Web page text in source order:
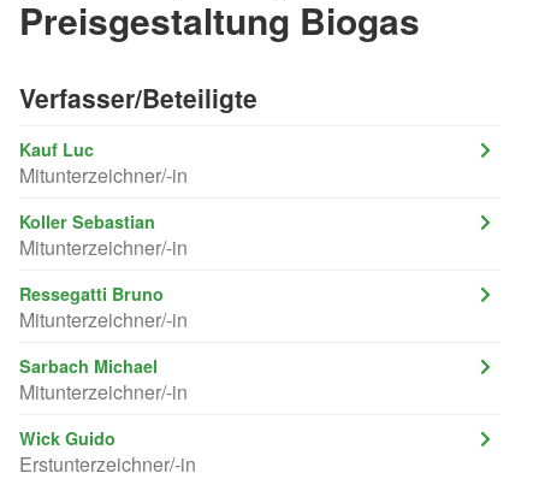
Preisgestaltung Biogas
Verfasser/Beteiligte
Kauf Luc
Mitunterzeichner/-in
Koller Sebastian
Mitunterzeichner/-in
Ressegatti Bruno
Mitunterzeichner/-in
Sarbach Michael
Mitunterzeichner/-in
Wick Guido
Erstunterzeichner/-in